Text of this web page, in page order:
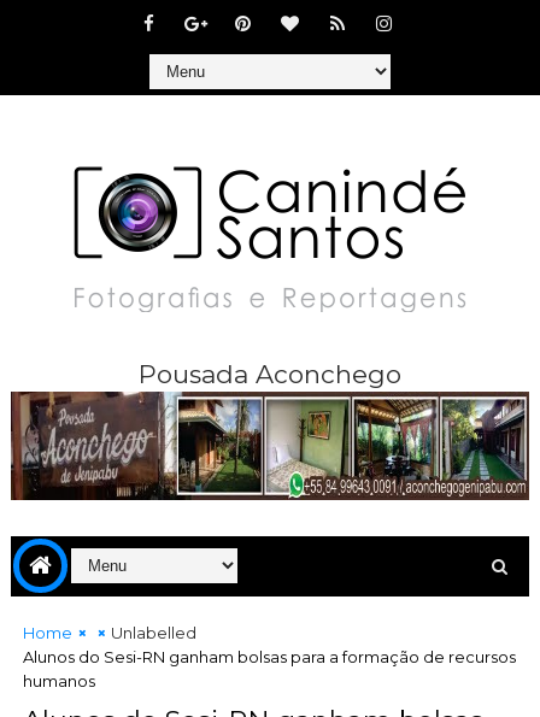
Pousada Aconchego
Home
Unlabelled
Alunos do Sesi-RN ganham bolsas para a formação de recursos
humanos